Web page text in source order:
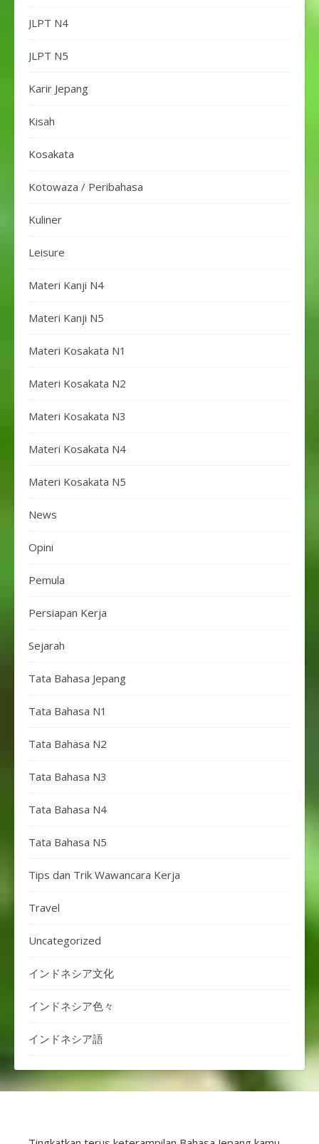
JLPT N4
JLPT N5
Karir Jepang
Kisah
Kosakata
Kotowaza / Peribahasa
Kuliner
Leisure
Materi Kanji N4
Materi Kanji N5
Materi Kosakata N1
Materi Kosakata N2
Materi Kosakata N3
Materi Kosakata N4
Materi Kosakata N5
News
Opini
Pemula
Persiapan Kerja
Sejarah
Tata Bahasa Jepang
Tata Bahasa N1
Tata Bahasa N2
Tata Bahasa N3
Tata Bahasa N4
Tata Bahasa N5
Tips dan Trik Wawancara Kerja
Travel
Uncategorized
インドネシア文化
インドネシア色々
インドネシア語